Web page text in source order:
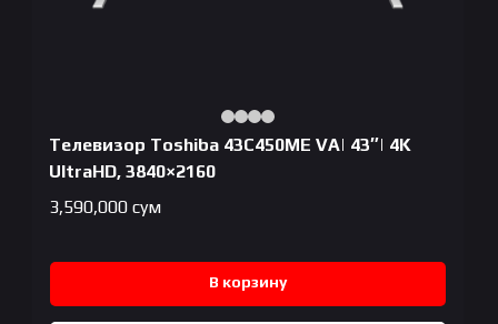
Телевизор Toshiba 43C450ME VA| 43″| 4K
UltraHD, 3840×2160
3,590,000 сум
В корзину